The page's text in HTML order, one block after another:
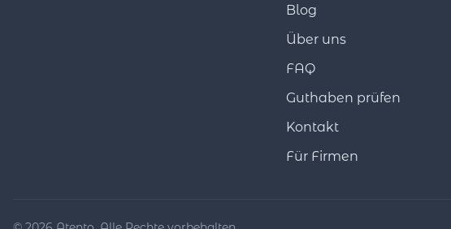
Blog
Über uns
FAQ
Guthaben prüfen
Kontakt
Für Firmen